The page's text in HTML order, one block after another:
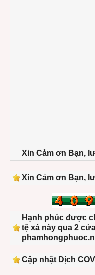
Xin Cảm ơn Bạn,
Xin Cảm ơn Bạn,
Hạnh phúc được
tệ xá này qua 2
Cập nhật Dịch